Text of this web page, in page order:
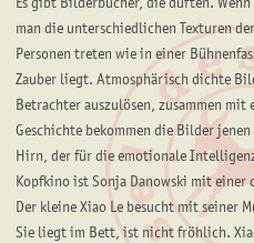
Es gibt Bilderbücher, die duften.
man die unterschiedlichen Texturen
Personen treten wie in einer
Zauber liegt. Atmosphärisch dichte
Betrachter auszulösen, zusammen mit
Geschichte bekommen die Bilder
Hirn, der für die emotionale
Kopfkino ist Sonja Danowski mit einer
Der kleine Xiao Le besucht mit seiner
Sie liegt im Bett, ist nicht fröhlich.